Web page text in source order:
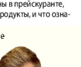
Еврейская
Жизнь женщины